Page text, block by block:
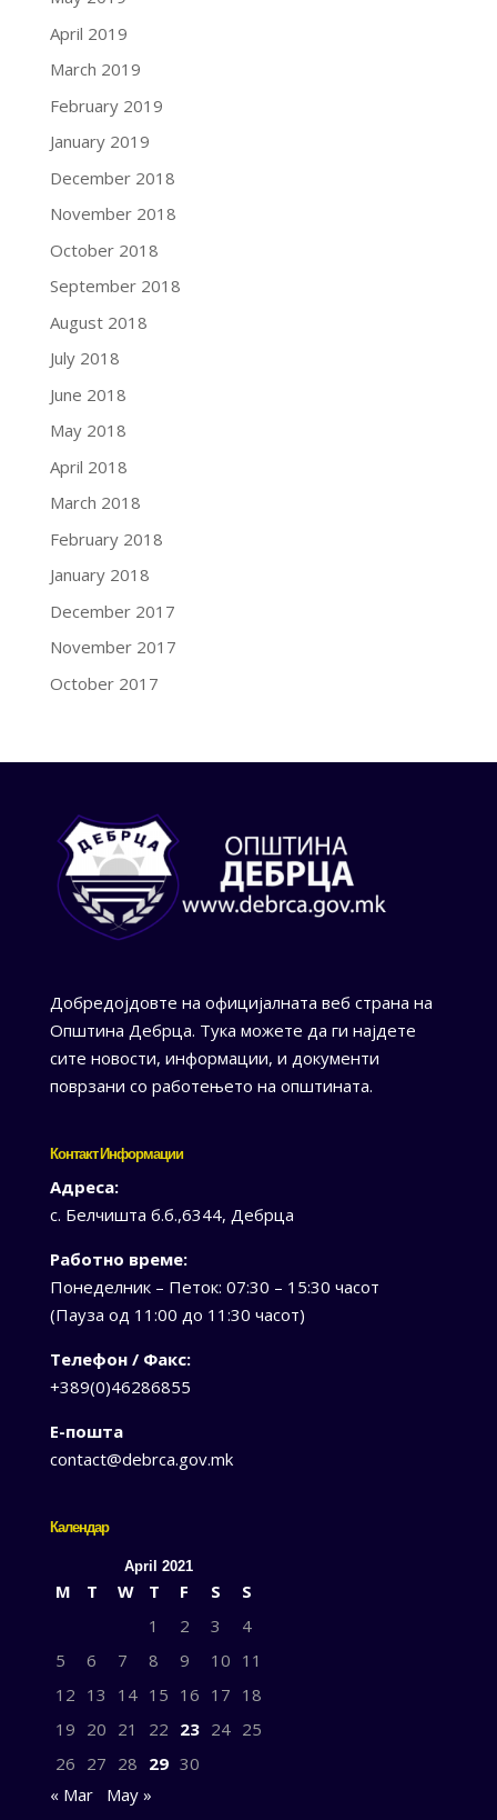
April 2019
March 2019
February 2019
January 2019
December 2018
November 2018
October 2018
September 2018
August 2018
July 2018
June 2018
May 2018
April 2018
March 2018
February 2018
January 2018
December 2017
November 2017
October 2017
Добредојдовте на официјалната веб страна на
Општина Дебрца. Тука можете да ги најдете
сите новости, информации, и документи
поврзани со работењето на општината.
Контакт Информации
Адреса:
с. Белчишта б.б.,6344, Дебрца
Работно време:
Понеделник – Петок: 07:30 – 15:30 часот
(Пауза од 11:00 до 11:30 часот)
Телефон / Факс:
+389(0)46286855
Е-пошта
contact@debrca.gov.mk
Календар
April 2021
M T W T F S
S
1
2 3
4
5
6 7 8 9 10 11
12 13 14 15 16 17 18
19 20 21 22 23 24 25
26 27 28 29 30
« Mar
May »